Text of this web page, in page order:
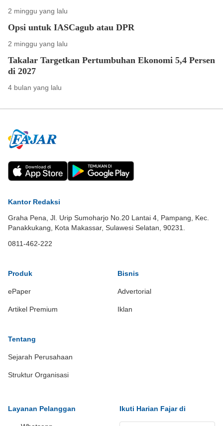
2 minggu yang lalu
Opsi untuk IASCagub atau DPR
2 minggu yang lalu
Takalar Targetkan Pertumbuhan Ekonomi 5,4 Persen
di 2027
4 bulan yang lalu
Kantor Redaksi
Graha Pena, Jl. Urip Sumoharjo No.20 Lantai 4, Pampang, Kec.
Panakkukang, Kota Makassar, Sulawesi Selatan, 90231.
0811-462-222
Produk
ePaper
Artikel Premium
Bisnis
Advertorial
Iklan
Tentang
Sejarah Perusahaan
Struktur Organisasi
Layanan Pelanggan Ikuti Harian Fajar di